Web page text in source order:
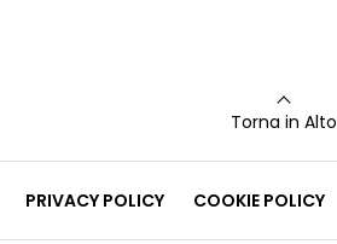
Torna in Alto
PRIVACY POLICY COOKIE POLICY